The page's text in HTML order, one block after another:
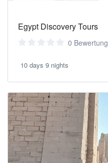
Egypt Discovery Tours
0 Bewertung
10 days 9 nights